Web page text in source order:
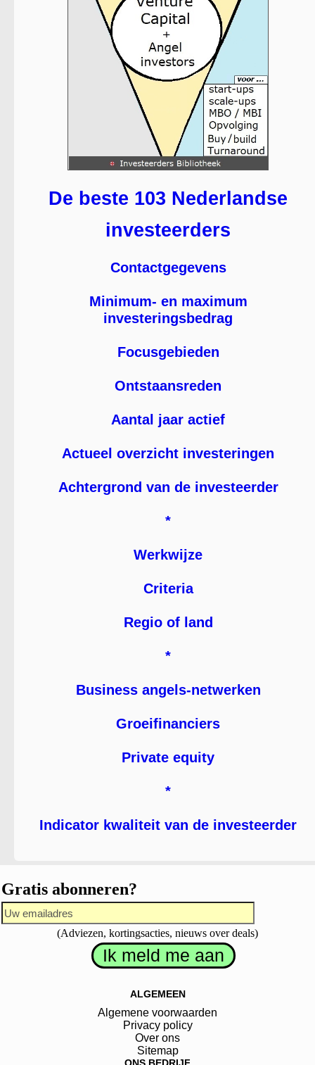
De beste 103 Nederlandse
investeerders
Contactgegevens
Minimum- en maximum
investeringsbedrag
Focusgebieden
Ontstaansreden
Aantal jaar actief
Actueel overzicht investeringen
Achtergrond van de investeerder
*
Werkwijze
Criteria
Regio of land
*
Business angels-netwerken
Groeifinanciers
Private equity
*
Indicator kwaliteit van de investeerder
Gratis abonneren?
(Adviezen, kortingsacties, nieuws over deals)
ALGEMEEN
Algemene voorwaarden
Privacy policy
Over ons
Sitemap